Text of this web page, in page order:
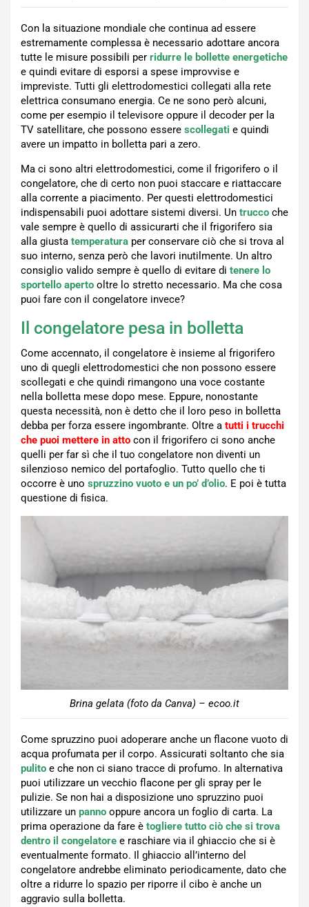
Con la situazione mondiale che continua ad essere
estremamente complessa è necessario adottare ancora
tutte le misure possibili per ridurre le bollette energetiche
e quindi evitare di esporsi a spese improvvise e
impreviste. Tutti gli elettrodomestici collegati alla rete
elettrica consumano energia. Ce ne sono però alcuni,
come per esempio il televisore oppure il decoder per la
TV satellitare, che possono essere scollegati e quindi
avere un impatto in bolletta pari a zero.
Ma ci sono altri elettrodomestici, come il frigorifero o il
congelatore, che di certo non puoi staccare e riattaccare
alla corrente a piacimento. Per questi elettrodomestici
indispensabili puoi adottare sistemi diversi. Un trucco che
vale sempre è quello di assicurarti che il frigorifero sia
alla giusta temperatura per conservare ciò che si trova al
suo interno, senza però che lavori inutilmente. Un altro
consiglio valido sempre è quello di evitare di tenere lo
sportello aperto oltre lo stretto necessario. Ma che cosa
puoi fare con il congelatore invece?
Il congelatore pesa in bolletta
Come accennato, il congelatore è insieme al frigorifero
uno di quegli elettrodomestici che non possono essere
scollegati e che quindi rimangono una voce costante
nella bolletta mese dopo mese. Eppure, nonostante
questa necessità, non è detto che il loro peso in bolletta
debba per forza essere ingombrante. Oltre a tutti i trucchi
che puoi mettere in atto con il frigorifero ci sono anche
quelli per far sì che il tuo congelatore non diventi un
silenzioso nemico del portafoglio. Tutto quello che ti
occorre è uno spruzzino vuoto e un po’ d’olio. E poi è tutta
questione di fisica.
Brina gelata (foto da Canva) – ecoo.it
Come spruzzino puoi adoperare anche un flacone vuoto di
acqua profumata per il corpo. Assicurati soltanto che sia
pulito e che non ci siano tracce di profumo. In alternativa
puoi utilizzare un vecchio flacone per gli spray per le
pulizie. Se non hai a disposizione uno spruzzino puoi
utilizzare un panno oppure ancora un foglio di carta. La
prima operazione da fare è togliere tutto ciò che si trova
dentro il congelatore e raschiare via il ghiaccio che si è
eventualmente formato. Il ghiaccio all’interno del
congelatore andrebbe eliminato periodicamente, dato che
oltre a ridurre lo spazio per riporre il cibo è anche un
aggravio sulla bolletta.